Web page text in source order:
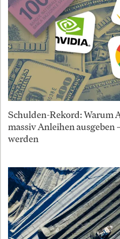
Schulden-Rekord: Warum
massiv Anleihen ausgeben
werden